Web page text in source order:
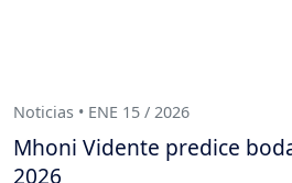
Noticias • ENE 15 / 2026
Mhoni Vidente predice
2026